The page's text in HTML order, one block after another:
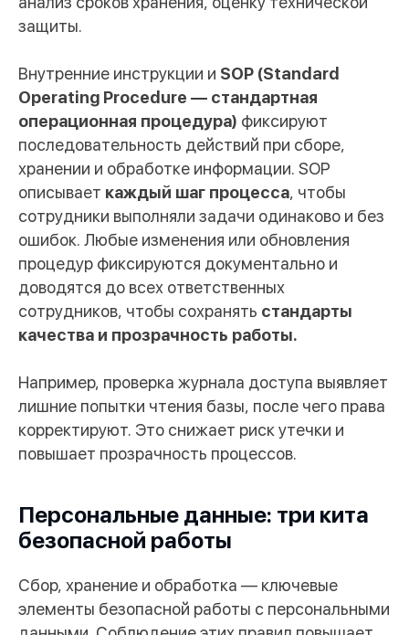
защиты.
Внутренние инструкции и SOP (Standard
Operating Procedure — стандартная
операционная процедура) фиксируют
последовательность действий при сборе,
хранении и обработке информации. SOP
описывает каждый шаг процесса, чтобы
сотрудники выполняли задачи одинаково и без
ошибок. Любые изменения или обновления
процедур фиксируются документально и
доводятся до всех ответственных
сотрудников, чтобы сохранять стандарты
качества и прозрачность работы.
Например, проверка журнала доступа выявляет
лишние попытки чтения базы, после чего права
корректируют. Это снижает риск утечки и
повышает прозрачность процессов.
Персональные данные: три кита
безопасной работы
Сбор, хранение и обработка — ключевые
элементы безопасной работы с персональными